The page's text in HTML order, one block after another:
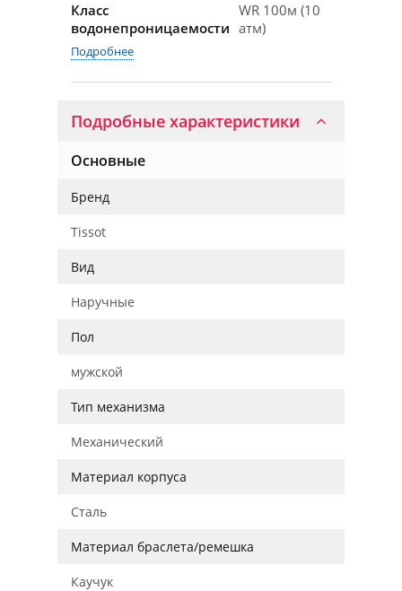
Класс
водонепроницаемости
WR 100м (10
атм)
Подробнее
Подробные характеристики
Основные
Бренд
Tissot
Вид
Наручные
Пол
мужской
Тип механизма
Механический
Материал корпуса
Сталь
Материал браслета/ремешка
Каучук